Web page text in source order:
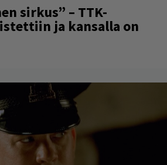
sirkus” – TTK-
ja kansalla on